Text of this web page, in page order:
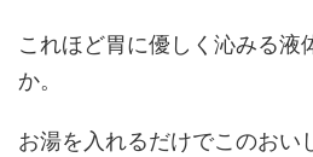
これほど胃に優しく沁みる液
か。
お湯を入れるだけでこのお